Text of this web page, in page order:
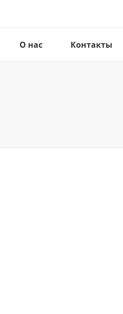
О нас Контакты